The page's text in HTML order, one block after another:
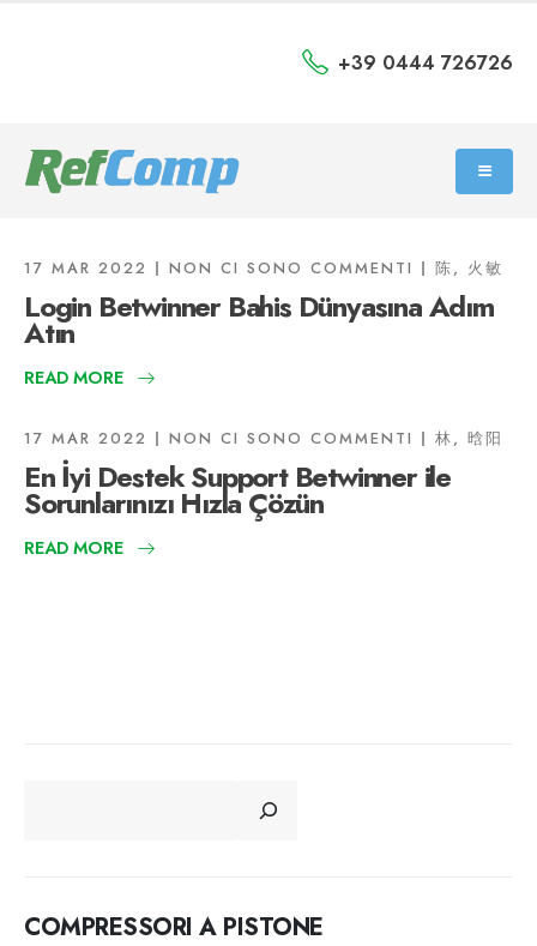
+39 0444 726726
17 MAR 2022 NON CI SONO COMMENTI 陈, 火敏
Login Betwinner Bahis Dünyasına Adım
Atın
READ MORE
17 MAR 2022 NON CI SONO COMMENTI 林, 晗阳
En İyi Destek Support Betwinner ile
Sorunlarınızı Hızla Çözün
READ MORE
COMPRESSORI A PISTONE